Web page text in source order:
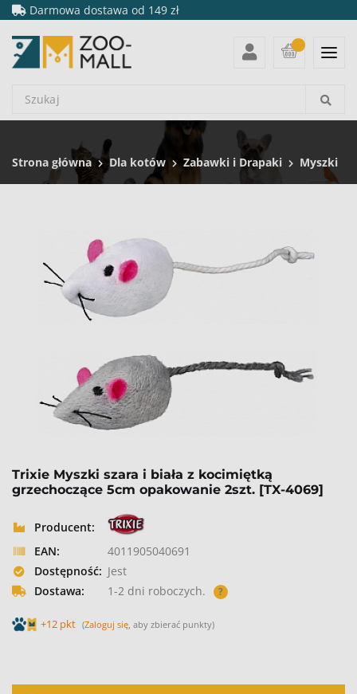
Darmowa dostawa od 149 zł
Strona główna Dla kotów Zabawki i Drapaki Myszki
Trixie Myszki szara i biała z kocimiętką
grzechoczące 5cm opakowanie 2szt. [TX-4069]
Producent:
EAN:
4011905040691
Dostępność: Jest
Dostawa:
1-2 dni roboczych. ?
+12 pkt (Zaloguj się , aby zbierać punkty)